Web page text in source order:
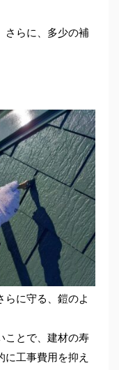
さらに、多少の補
らに守る、鎧のよ
ことで、建材の寿
工事費用を抑え